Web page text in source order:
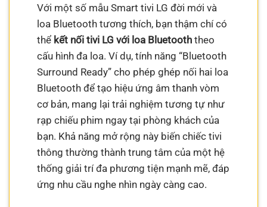
Với một số mẫu Smart tivi LG đời mới và
loa Bluetooth tương thích, bạn thậm chí có
thể kết nối tivi LG với loa Bluetooth theo
cấu hình đa loa. Ví dụ, tính năng “Bluetooth
Surround Ready” cho phép ghép nối hai loa
Bluetooth để tạo hiệu ứng âm thanh vòm
cơ bản, mang lại trải nghiệm tương tự như
rạp chiếu phim ngay tại phòng khách của
bạn. Khả năng mở rộng này biến chiếc tivi
thông thường thành trung tâm của một hệ
thống giải trí đa phương tiện mạnh mẽ, đáp
ứng nhu cầu nghe nhìn ngày càng cao.